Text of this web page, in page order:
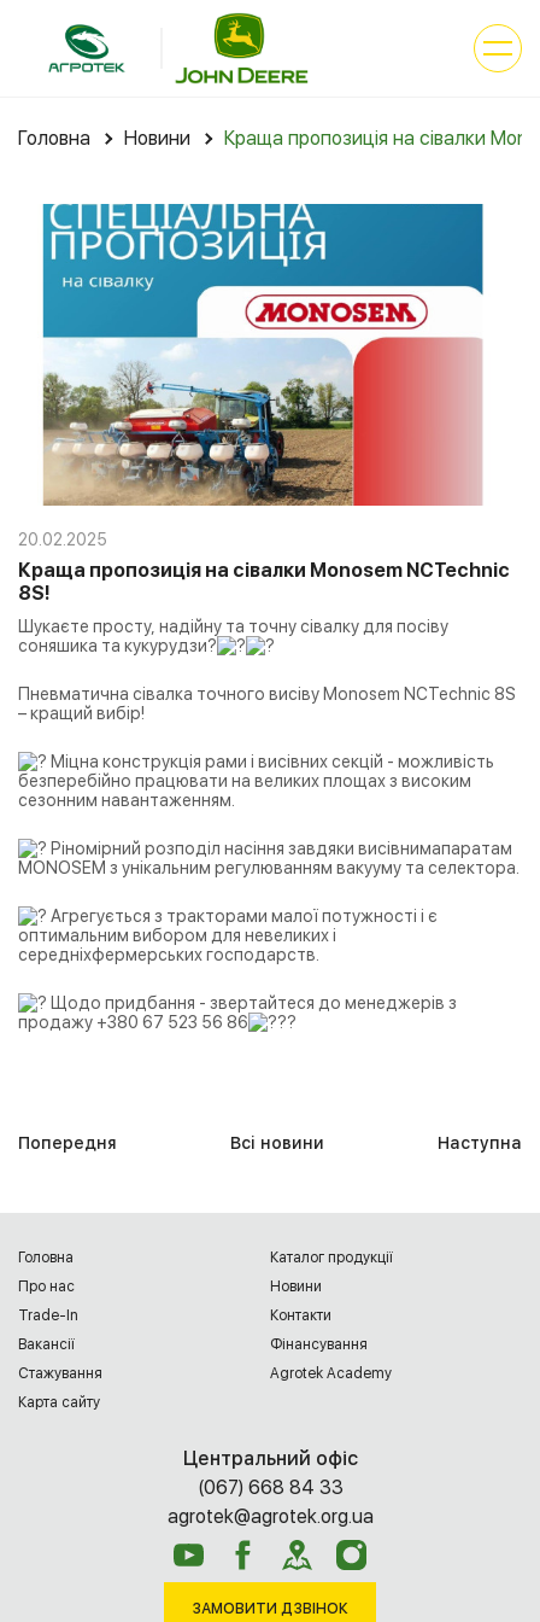
Головна Новини Краща пропозиція на сівалки
20.02.2025
Краща пропозиція на сівалки Monosem NCTechnic
8S!
Шукаєте просту, надійну та точну сівалку для посіву
соняшика та кукурудзи?
Пневматична сівалка точного висіву Monosem NCTechnic 8S
– кращий вибір!
Міцна конструкція рами і висівних секцій - можливість
безперебійно працювати на великих площах з високим
сезонним навантаженням.
Ріномірний розподіл насіння завдяки висівнимапаратам
MONOSEM з унікальним регулюванням вакууму та селектора.
Агрегується з тракторами малої потужності і є
оптимальним вибором для невеликих і
середніхфермерських господарств.
Щодо придбання - звертайтеся до менеджерів з
продажу +380 67 523 56 86
Попередня Всі новини Наступна
Головна
Каталог продукції
Про нас
Новини
Trade-In
Контакти
Вакансії
Фінансування
Cтажування
Agrotek Academy
Карта сайту
Центральний офіс
(067) 668 84 33
agrotek@agrotek.org.ua
ЗАМОВИТИ ДЗВІНОК